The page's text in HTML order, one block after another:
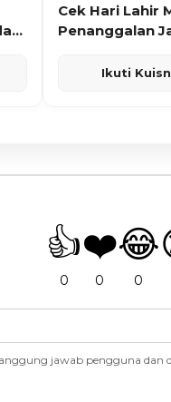
Cek Hari Lahir
Penanggalan
Ikuti
👍
0
❤️
0
😂
0
jawab pengguna dan